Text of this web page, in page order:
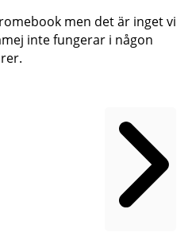
men det är inget vi
inte fungerar i någon